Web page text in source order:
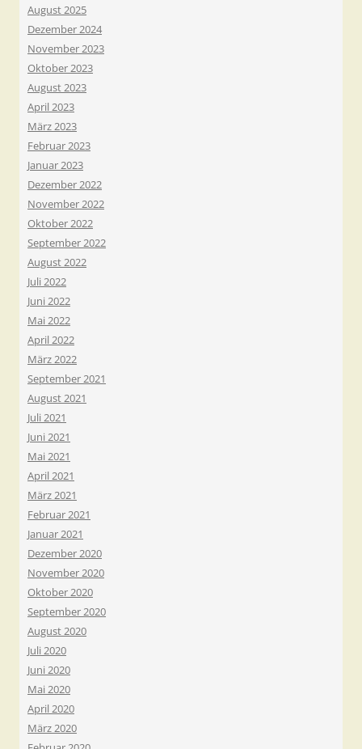
August 2025
Dezember 2024
November 2023
Oktober 2023
August 2023
April 2023
März 2023
Februar 2023
Januar 2023
Dezember 2022
November 2022
Oktober 2022
September 2022
August 2022
Juli 2022
Juni 2022
Mai 2022
April 2022
März 2022
September 2021
August 2021
Juli 2021
Juni 2021
Mai 2021
April 2021
März 2021
Februar 2021
Januar 2021
Dezember 2020
November 2020
Oktober 2020
September 2020
August 2020
Juli 2020
Juni 2020
Mai 2020
April 2020
März 2020